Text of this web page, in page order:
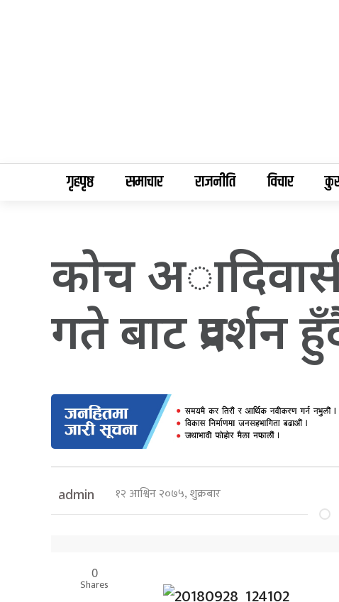
गृहपृष्ठ समाचार राजनीति विचार
काेच
गते बाट प्रदर्शन
admin १२ आश्विन २०७५, शुक्रबार
0
Shares